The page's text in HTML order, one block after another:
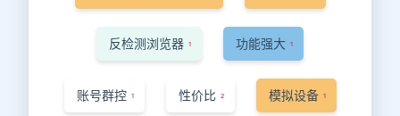
反检测浏览器 1 功能强大 1
账号群控 1 性价比 2 模拟设备 1